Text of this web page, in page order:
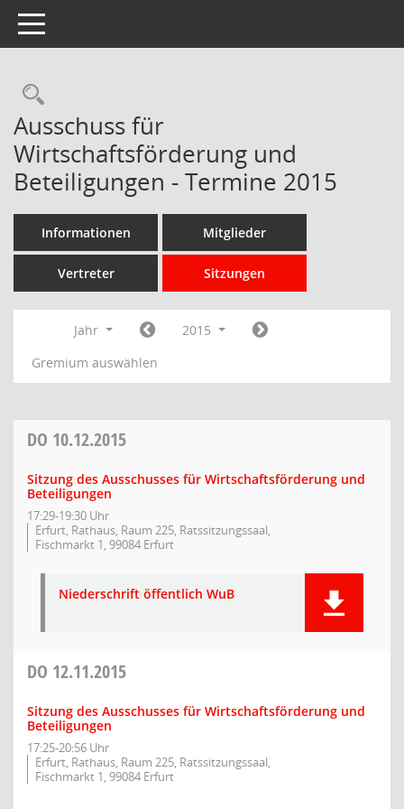
Toggle navigation
Rechercheauswahl
Ausschuss für
Wirtschaftsförderung und
Beteiligungen - Termine 2015
Informationen Mitglieder
Vertreter Sitzungen
Jahr
2015
Gremium auswählen
DO 10.12.2015
Sitzung des Ausschusses für Wirtschaftsförderung und
Beteiligungen
17:29-19:30 Uhr
Erfurt, Rathaus, Raum 225, Ratssitzungssaal,
Fischmarkt 1, 99084 Erfurt
Niederschrift öffentlich WuB
DO 12.11.2015
Sitzung des Ausschusses für Wirtschaftsförderung und
Beteiligungen
17:25-20:56 Uhr
Erfurt, Rathaus, Raum 225, Ratssitzungssaal,
Fischmarkt 1, 99084 Erfurt